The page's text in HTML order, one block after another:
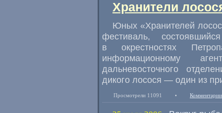
Хранители
Юных «Хранителей
фестиваль,
в окрестностях
информационному
дальневосточного
дикого лосося — один из
Просмотрели 11091 •